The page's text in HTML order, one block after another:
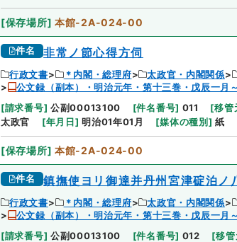
[保存場所] 本館-2A-024-00
件名 非常ノ節心得方伺
行政文書 ＊内閣・総理府 太政官・内閣関係
公文録（副本）・明治元年・第十三巻・戊辰一月
[請求番号] 公副00013100 [件名番号] 011 [移管
太政官
[年月日] 明治01年01月 [媒体の種別 ] 紙
[保存場所] 本館-2A-024-00
件名 鎮撫使ヨリ御達并丹州宮津碇泊ノ
行政文書 ＊内閣・総理府 太政官・内閣関係
公文録（副本）・明治元年・第十三巻・戊辰一月
[請求番号] 公副00013100 [件名番号] 012 [移